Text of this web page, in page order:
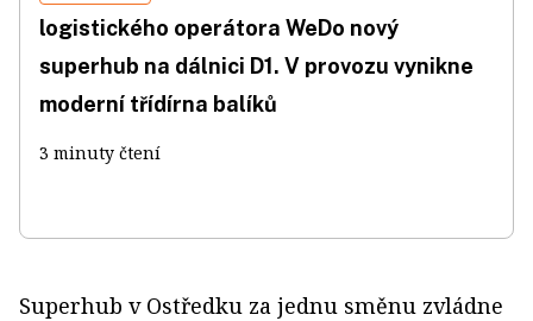
logistického operátora WeDo nový
superhub na dálnici D1. V provozu vynikne
moderní třídírna balíků
3 minuty čtení
Superhub v Ostředku za jednu směnu zvládne